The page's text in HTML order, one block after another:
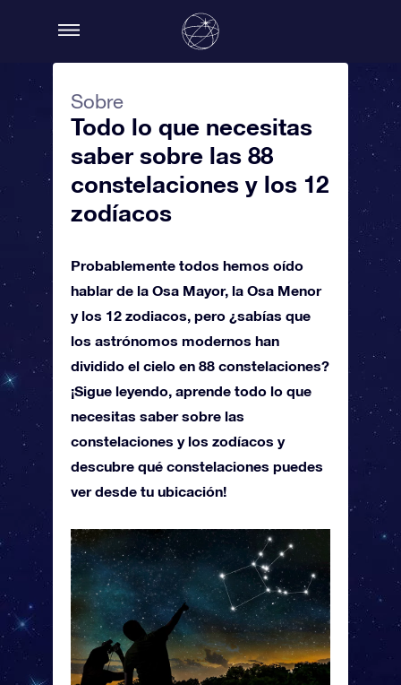
Sobre
Todo lo que necesitas
saber sobre las 88
constelaciones y los 12
zodíacos
Probablemente todos hemos oído
hablar de la Osa Mayor, la Osa Menor
y los 12 zodiacos, pero ¿sabías que
los astrónomos modernos han
dividido el cielo en 88 constelaciones?
¡Sigue leyendo, aprende todo lo que
necesitas saber sobre las
constelaciones y los zodíacos y
descubre qué constelaciones puedes
ver desde tu ubicación!